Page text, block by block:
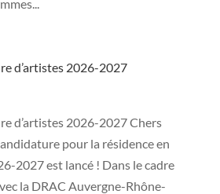
d’artistes 2026-2027
d’artistes 2026-2027 Chers
pour la résidence en
2027 est lancé ! Dans le cadre
la DRAC Auvergne-Rhône-